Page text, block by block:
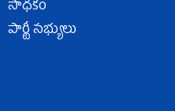
సాధకం
పార్టీ సభ్యులు